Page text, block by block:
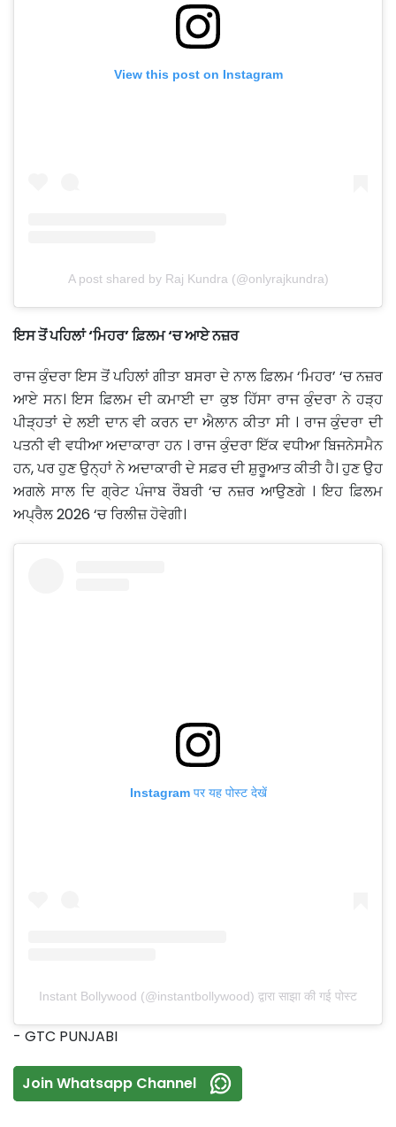
View this post on Instagram
A post shared by Raj Kundra (@onlyrajkundra)
ਇਸ ਤੋਂ ਪਹਿਲਾਂ ‘ਮਿਹਰ’ ਫ਼ਿਲਮ ‘ਚ ਆਏ ਨਜ਼ਰ
ਰਾਜ ਕੁੰਦਰਾ ਇਸ ਤੋਂ ਪਹਿਲਾਂ ਗੀਤਾ ਬਸਰਾ ਦੇ ਨਾਲ ਫ਼ਿਲਮ ‘ਮਿਹਰ’ ‘ਚ ਨਜ਼ਰ
ਆਏ ਸਨ। ਇਸ ਫ਼ਿਲਮ ਦੀ ਕਮਾਈ ਦਾ ਕੁਝ ਹਿੱਸਾ ਰਾਜ ਕੁੰਦਰਾ ਨੇ ਹੜ੍ਹ
ਪੀੜ੍ਹਤਾਂ ਦੇ ਲਈ ਦਾਨ ਵੀ ਕਰਨ ਦਾ ਐਲਾਨ ਕੀਤਾ ਸੀ । ਰਾਜ ਕੁੰਦਰਾ ਦੀ
ਪਤਨੀ ਵੀ ਵਧੀਆ ਅਦਾਕਾਰਾ ਹਨ । ਰਾਜ ਕੁੰਦਰਾ ਇੱਕ ਵਧੀਆ ਬਿਜਨੇਸਮੈਨ
ਹਨ, ਪਰ ਹੁਣ ਉਨ੍ਹਾਂ ਨੇ ਅਦਾਕਾਰੀ ਦੇ ਸਫ਼ਰ ਦੀ ਸ਼ੁਰੂਆਤ ਕੀਤੀ ਹੈ। ਹੁਣ ਉਹ
ਅਗਲੇ ਸਾਲ ਦਿ ਗ੍ਰੇਟ ਪੰਜਾਬ ਰੌਬਰੀ ‘ਚ ਨਜ਼ਰ ਆਉਣਗੇ । ਇਹ ਫ਼ਿਲਮ
ਅਪ੍ਰੈਲ 2026 ‘ਚ ਰਿਲੀਜ਼ ਹੋਵੇਗੀ।
Instagram पर यह पोस्ट देखें
Instant Bollywood (@instantbollywood) द्वारा साझा की गई पोस्ट
- GTC PUNJABI
Join Whatsapp Channel